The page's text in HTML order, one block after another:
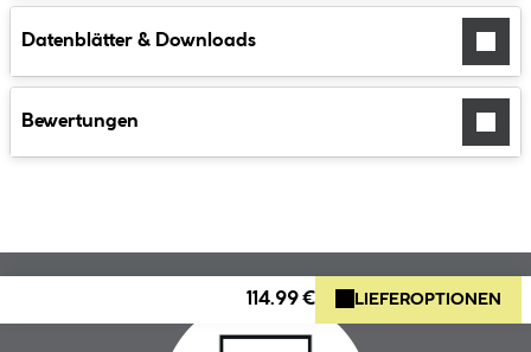
Datenblätter & Downloads
Bewertungen
114.99 € LIEFEROPTIONEN